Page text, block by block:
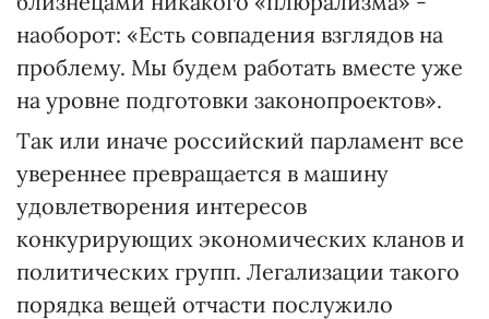
наоборот: «Есть совпадения взглядов на
проблему. Мы будем работать вместе уже
на уровне подготовки законопроектов».
Так или иначе российский парламент все
увереннее превращается в машину
удовлетворения интересов
конкурирующих экономических кланов и
политических групп. Легализации такого
порядка вещей отчасти послужило